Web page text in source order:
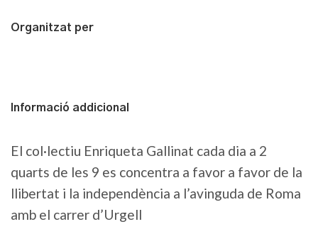
Organitzat per
Informació addicional
El col·lectiu Enriqueta Gallinat cada dia a 2
quarts de les 9 es concentra a favor a favor de la
llibertat i la independència a l’avinguda de Roma
amb el carrer d’Urgell